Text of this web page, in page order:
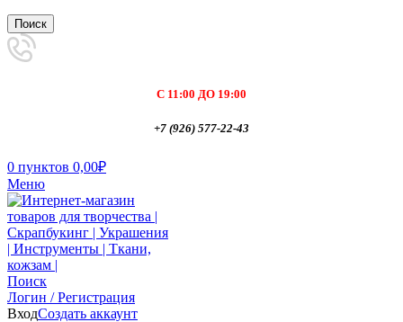
Поиск
С 11:00 ДО 19:00
+7 (926) 577-22-43
0 пунктов 0,00₽
Меню
Поиск
Логин / Регистрация
ВходСоздать аккаунт